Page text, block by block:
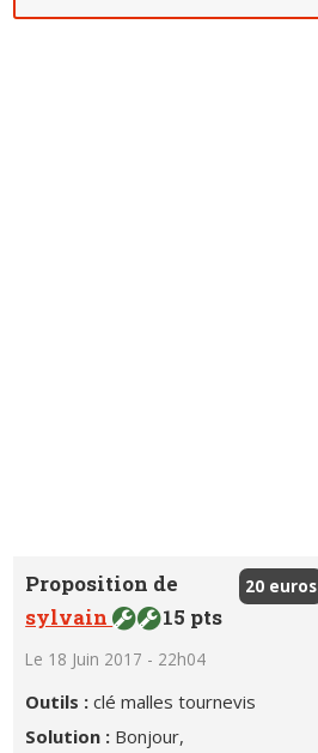
20 euros
Proposition de
sylvain
15 pts
Le 18 Juin 2017 - 22h04
Outils :clé malles tournevis
Solution : Bonjour,